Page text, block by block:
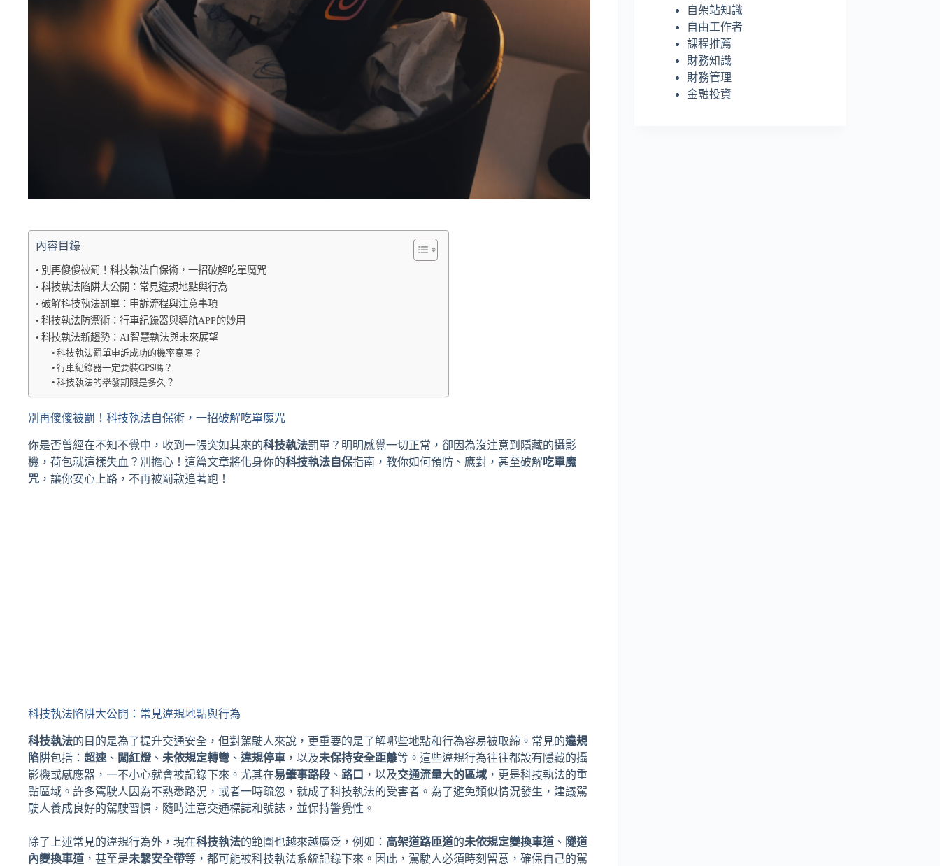
內容目錄
別再傻傻被罰！科技執法自保術，一招破解吃單魔咒
科技執法陷阱大公開：常見違規地點與行為
破解科技執法罰單：申訴流程與注意事項
科技執法防禦術：行車紀錄器與導航APP的妙用
科技執法新趨勢：AI智慧執法與未來展望
科技執法罰單申訴成功的機率高嗎？
行車紀錄器一定要裝GPS嗎？
科技執法的舉發期限是多久？
別再傻傻被罰！科技執法自保術，一招破解吃單魔咒
你是否曾經在不知不覺中，收到一張突如其來的科技執法罰單？明明感覺一切正常，卻因為沒注意到隱藏的攝影
機，荷包就這樣失血？別擔心！這篇文章將化身你的科技執法自保指南，教你如何預防、應對，甚至破解吃單魔
咒 ，讓你安心上路，不再被罰款追著跑！
科技執法陷阱大公開：常見違規地點與行為
科技執法的目的是為了提升交通安全，但對駕駛人來說，更重要的是了解哪些地點和行為容易被取締。常見的違規
陷阱包括： 超速 、 闖紅燈、 未依規定轉彎 、 違規停車 ，以及未保持安全距離等。這些違規行為往往都設有隱藏的攝
影機或感應器，一不小心就會被記錄下來。尤其在易肇事路段 、 路口 ，以及交通流量大的區域 ，更是科技執法的重
點區域。許多駕駛人因為不熟悉路況，或者一時疏忽，就成了科技執法的受害者。為了避免類似情況發生，建議駕
駛人養成良好的駕駛習慣，隨時注意交通標誌和號誌，並保持警覺性。
除了上述常見的違規行為外，現在科技執法的範圍也越來越廣泛，例如： 高架道路匝道的未依規定變換車道 、 隧道
內變換車道 ，甚至是未繫安全帶等，都可能被科技執法系統記錄下來。因此，駕駛人必須時刻留意，確保自己的駕
自架站知識
自由工作者
課程推薦
財務知識
財務管理
金融投資